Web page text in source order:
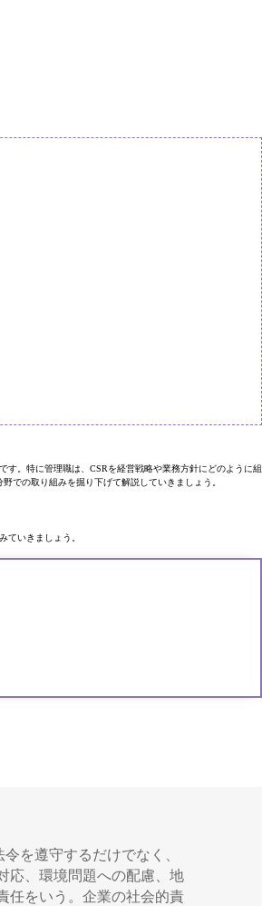
す。特に管理職は、CSRを経営戦略や業務方針にどのように組
での取り組みを掘り下げて解説していきましょう。
ていきましょう。
令を遵守するだけでなく、
応、環境問題への配慮、地
任をいう。企業の社会的責